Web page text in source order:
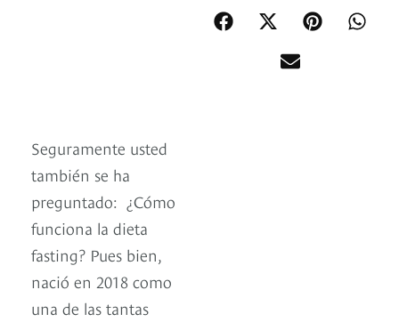
Seguramente usted
también se ha
preguntado: ¿Cómo
funciona la dieta
fasting? Pues bien,
nació en 2018 como
una de las tantas